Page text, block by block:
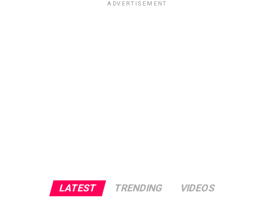
ADVERTISEMENT
LATEST TRENDING VIDEOS